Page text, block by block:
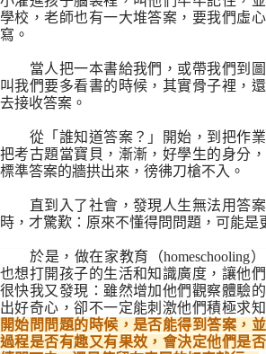
學校，老師也有一大堆答案，要我們虛
寫。
當人把一本書給我們，或帶我們到
叫我們要多看書的時候，其實骨子裡，
去接收答案。
從「誰知道答案？」開始，到把作
把考古題當寶貝，漸漸，好學生的身分
標準答案的牆拱出來，徬彿刀槍不入。
直到入了社會，發現人生無法用答
時，才驚歎：原來不懂得問問題，可能是
於是，做在家教育（homeschooling
也想打開孩子的生活和知識廣度，讓他
很快我又發現：雖然增加他們觀察體驗的
出好奇心，卻不一定能刺激他們積極求知
開始問問題的時候，是否能得到答案，
過程是否有趣又有果效，會決定他們是